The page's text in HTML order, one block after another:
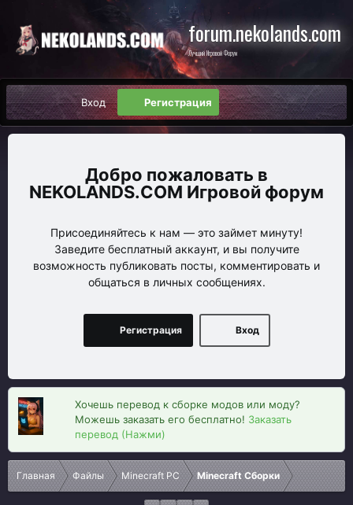
forum.nekolands.com
Лучший Игровой Форум
Вход Регистрация
NEKOLANDS.COM Игровой форум
Присоединяйтесь к нам — это займет минуту!
Заведите бесплатный аккаунт, и вы получите
возможность публиковать посты, комментировать и
общаться в личных сообщениях.
Вход
Регистрация
Хочешь перевод к сборке модов или моду?
Можешь заказать его бесплатно! Заказать
перевод (Нажми)
Главная Файлы Minecraft PC Minecraft Сборки